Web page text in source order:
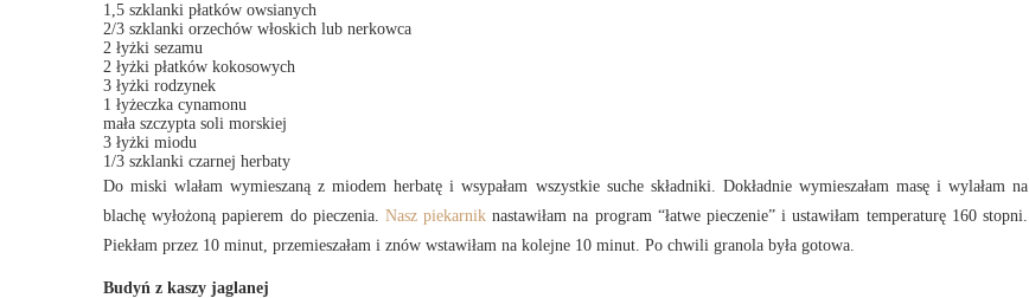
1,5 szklanki płatków owsianych
2/3 szklanki orzechów włoskich lub nerkowca
2 łyżki sezamu
2 łyżki płatków kokosowych
3 łyżki rodzynek
1 łyżeczka cynamonu
mała szczypta soli morskiej
3 łyżki miodu
1/3 szklanki czarnej herbaty
Do miski wlałam wymieszaną z miodem herbatę i wsypałam wszystkie suche składniki. Dokładnie wymieszałam masę i wylałam na
blachę wyłożoną papierem do pieczenia. Nasz piekarnik nastawiłam na program “łatwe pieczenie” i ustawiłam temperaturę 160 stopni.
Piekłam przez 10 minut, przemieszałam i znów wstawiłam na kolejne 10 minut. Po chwili granola była gotowa.
Budyń z kaszy jaglanej